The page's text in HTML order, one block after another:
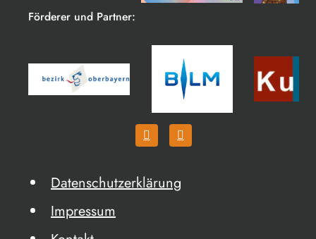
Förderer und Partner:
Datenschutzerklärung
Impressum